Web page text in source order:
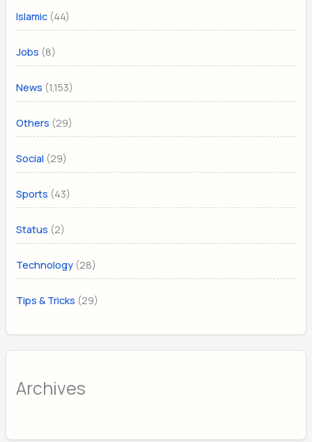
Islamic (44)
Jobs (8)
News (1,153)
Others (29)
Social (29)
Sports (43)
Status (2)
Technology (28)
Tips & Tricks (29)
Archives